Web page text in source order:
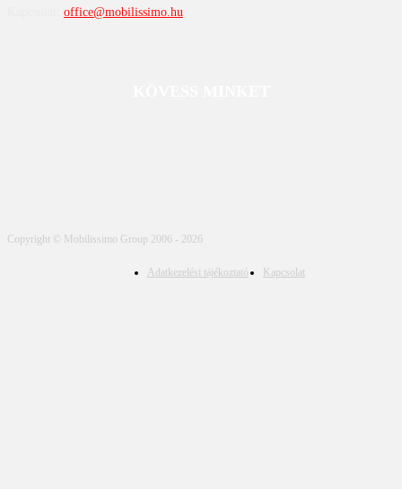
office@mobilissimo.hu
Copyright © Mobilissimo Group 2006 - 2026
Adatkezelési tájékoztató Kapcsolat